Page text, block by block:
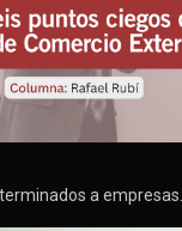
a empresas…